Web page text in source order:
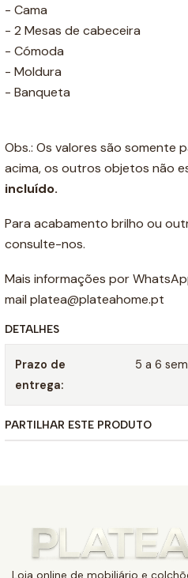
- Cama
- 2 Mesas de cabeceira
- Cómoda
- Moldura
- Banqueta
Obs.: Os valores são somente
acima, os outros objetos não
incluído.
Para acabamento brilho ou
consulte-nos.
Mais informações por
mail platea@plateahome.pt
DETALHES
Prazo de
entrega:
5 a 6
PARTILHAR ESTE PRODUTO